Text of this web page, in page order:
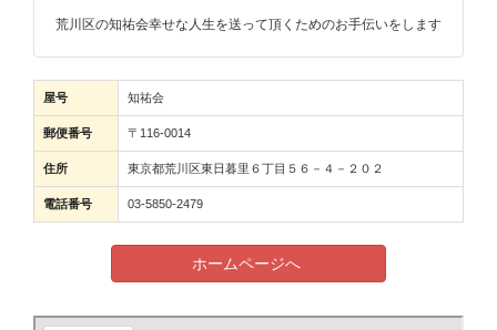
荒川区の知祐会幸せな人生を送って頂くためのお手伝いをします
屋号 知祐会
郵便番号 〒116-0014
住所 東京都荒川区東日暮里６丁目５６－４－２０２
電話番号 03-5850-2479
ホームページへ